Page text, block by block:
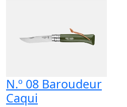
N.º 08 Baroudeur
Caqui